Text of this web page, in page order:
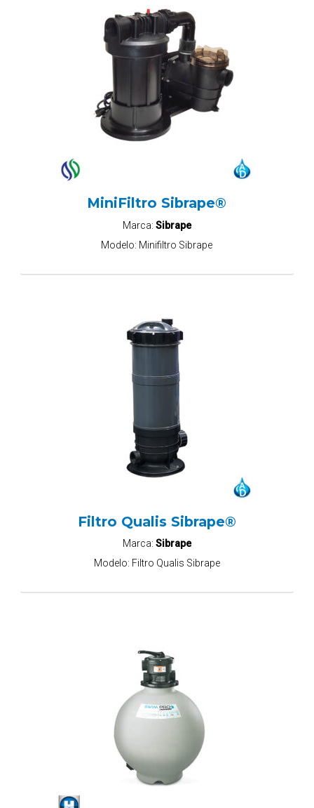
MiniFiltro Sibrape®
Marca: Sibrape
Modelo: Minifiltro Sibrape
Filtro Qualis Sibrape®
Marca: Sibrape
Modelo: Filtro Qualis Sibrape